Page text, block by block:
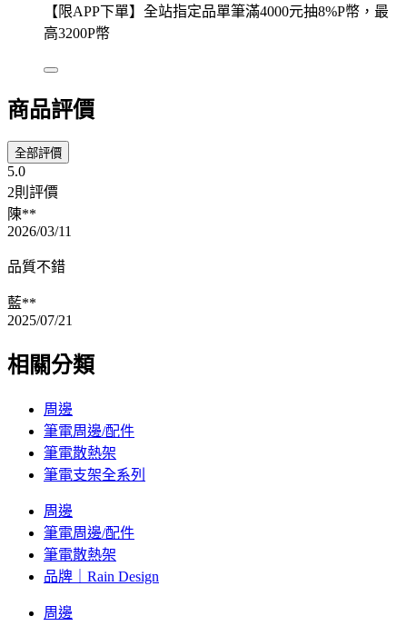
【限APP下單】全站指定品單筆滿4000元抽8%P幣，最
高3200P幣
商品評價
全部評價
5.0
2則評價
陳**
2026/03/11
品質不錯
藍**
2025/07/21
相關分類
周邊
筆電周邊/配件
筆電散熱架
筆電支架全系列
周邊
筆電周邊/配件
筆電散熱架
品牌｜Rain Design
周邊